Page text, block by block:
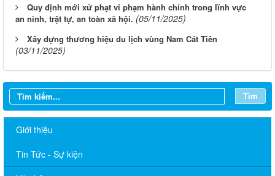
Quy định mới xử phạt vi phạm hành chính trong lĩnh vực
an ninh, trật tự, an toàn xã hội. (05/11/2025)
Xây dựng thương hiệu du lịch vùng Nam Cát Tiên
(03/11/2025)
Tìm
Giới thiệu
Tin Tức - Sự kiện